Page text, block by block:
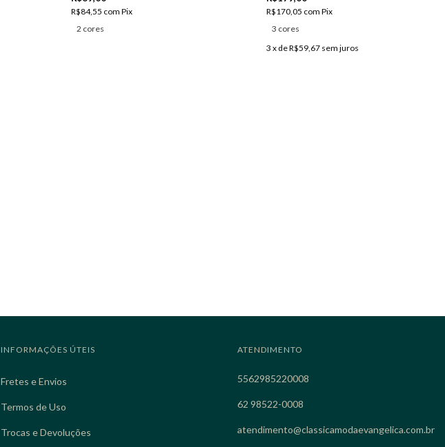
R$84,55 com Pix
2 cores
R$170,05 com Pix
3 cores
3 x deR$59,67 sem juros
INFORMAÇÕES ÚTEIS
Fretes e Envios
Termos de Uso
Trocas e Devoluções
ATENDIMENTO
5562985220008
62 98522-0008
atendimento@classicamodaevangelica.com.br